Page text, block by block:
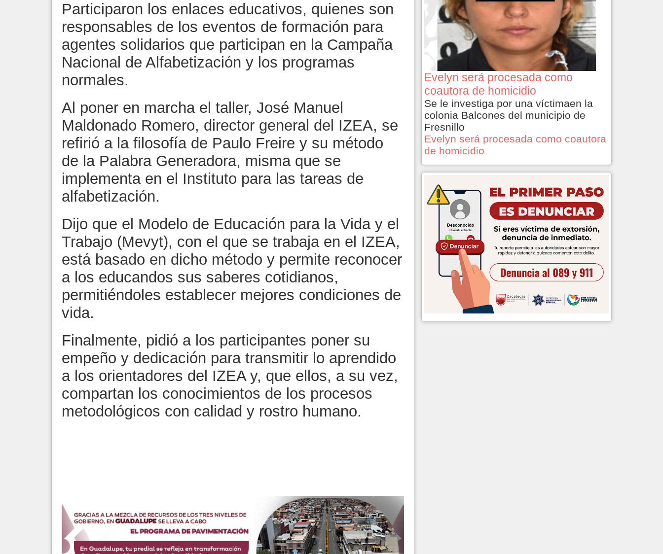
Participaron los enlaces educativos, quienes son
responsables de los eventos de formación para
agentes solidarios que participan en la Campaña
Nacional de Alfabetización y los programas
normales.
Al poner en marcha el taller, José Manuel
Maldonado Romero, director general del IZEA, se
refirió a la filosofía de Paulo Freire y su método
de la Palabra Generadora, misma que se
implementa en el Instituto para las tareas de
alfabetización.
Dijo que el Modelo de Educación para la Vida y el
Trabajo (Mevyt), con el que se trabaja en el IZEA,
está basado en dicho método y permite reconocer
a los educandos sus saberes cotidianos,
permitiéndoles establecer mejores condiciones de
vida.
Finalmente, pidió a los participantes poner su
empeño y dedicación para transmitir lo aprendido
a los orientadores del IZEA y, que ellos, a su vez,
compartan los conocimientos de los procesos
metodológicos con calidad y rostro humano.
Evelyn será procesada como
coautora de homicidio
Se le investiga por una víctimaen la
colonia Balcones del municipio de
Fresnillo
Evelyn será procesada como coautora
de homicidio